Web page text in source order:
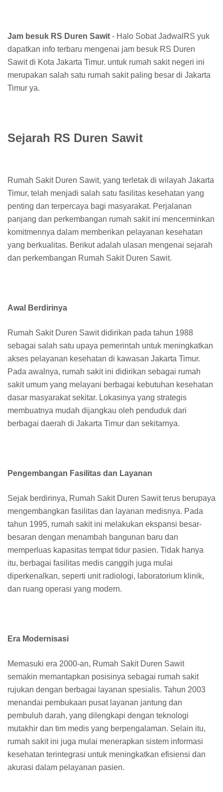
Jam besuk RS Duren Sawit - Halo Sobat JadwalRS yuk
dapatkan info terbaru mengenai jam besuk RS Duren
Sawit di Kota Jakarta Timur. untuk rumah sakit negeri ini
merupakan salah satu rumah sakit paling besar di Jakarta
Timur ya.
Sejarah RS Duren Sawit
Rumah Sakit Duren Sawit, yang terletak di wilayah Jakarta
Timur, telah menjadi salah satu fasilitas kesehatan yang
penting dan terpercaya bagi masyarakat. Perjalanan
panjang dan perkembangan rumah sakit ini mencerminkan
komitmennya dalam memberikan pelayanan kesehatan
yang berkualitas. Berikut adalah ulasan mengenai sejarah
dan perkembangan Rumah Sakit Duren Sawit.
Awal Berdirinya
Rumah Sakit Duren Sawit didirikan pada tahun 1988
sebagai salah satu upaya pemerintah untuk meningkatkan
akses pelayanan kesehatan di kawasan Jakarta Timur.
Pada awalnya, rumah sakit ini didirikan sebagai rumah
sakit umum yang melayani berbagai kebutuhan kesehatan
dasar masyarakat sekitar. Lokasinya yang strategis
membuatnya mudah dijangkau oleh penduduk dari
berbagai daerah di Jakarta Timur dan sekitarnya.
Pengembangan Fasilitas dan Layanan
Sejak berdirinya, Rumah Sakit Duren Sawit terus berupaya
mengembangkan fasilitas dan layanan medisnya. Pada
tahun 1995, rumah sakit ini melakukan ekspansi besar-
besaran dengan menambah bangunan baru dan
memperluas kapasitas tempat tidur pasien. Tidak hanya
itu, berbagai fasilitas medis canggih juga mulai
diperkenalkan, seperti unit radiologi, laboratorium klinik,
dan ruang operasi yang modern.
Era Modernisasi
Memasuki era 2000-an, Rumah Sakit Duren Sawit
semakin memantapkan posisinya sebagai rumah sakit
rujukan dengan berbagai layanan spesialis. Tahun 2003
menandai pembukaan pusat layanan jantung dan
pembuluh darah, yang dilengkapi dengan teknologi
mutakhir dan tim medis yang berpengalaman. Selain itu,
rumah sakit ini juga mulai menerapkan sistem informasi
kesehatan terintegrasi untuk meningkatkan efisiensi dan
akurasi dalam pelayanan pasien.